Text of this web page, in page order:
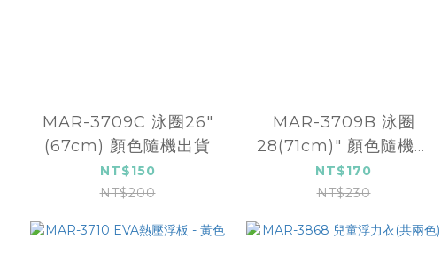
MAR-3709C 泳圈26"
(67cm) 顏色隨機出貨
NT$150
NT$200
MAR-3709B 泳圈
28(71cm)" 顏色隨機出
貨
NT$170
NT$230